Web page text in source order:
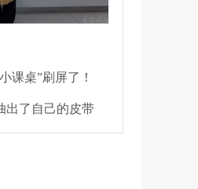
课桌”刷屏了！
出了自己的皮带